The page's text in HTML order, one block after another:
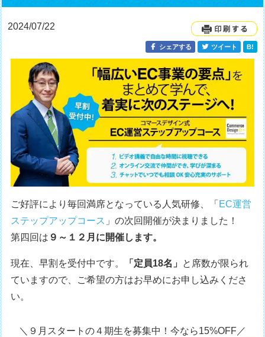
2024/07/22
シェアする ツイート B!
ご好評により毎回満席となっている人気研修、「 EC運営
ステップアップコース 」の次回開催が決まりました！
第四回は ９～１２月に開催します。
現在、早割を受付中です。 「定員18名」 と席数が限られ
ていますので、ご希望の方はお早めにお申し込みくださ
い。
＼９月スタートの４期生を募集中！今なら15%OFF／